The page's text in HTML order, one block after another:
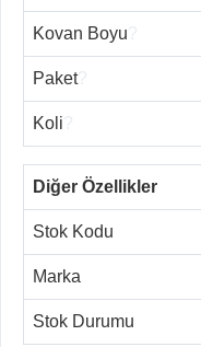
Kovan Boyu
Paket?
Koli
Diğer Özellikler
Stok Kodu
Marka
Stok Durumu